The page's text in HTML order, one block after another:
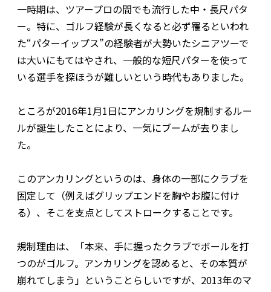
一時期は、ツアープロの間でも流行した中・長尺パタ
ー。特に、ゴルフ経験が長くなると必ず罹るといわれ
た“パターイップス”の経験者が大勢いたシニアツーで
は大いにもてはやされ、一般的な短尺パターを使って
いる選手を探ほうが難しいという時代もありました。
ところが2016年1月1日にアンカリングを規制するルー
ルが誕生したことにより、一気にブームが去りまし
た。
このアンカリングというのは、身体の一部にクラブを
固定して（例えばグリップエンドを胸やお腹に付け
る）、そこを支点としてストロークすることです。
規制理由は、「本来、手に握ったクラブでボールを打
つのがゴルフ。アンカリングを認めると、その本質が
崩れてしまう」ということらしいですが、2013年のマ